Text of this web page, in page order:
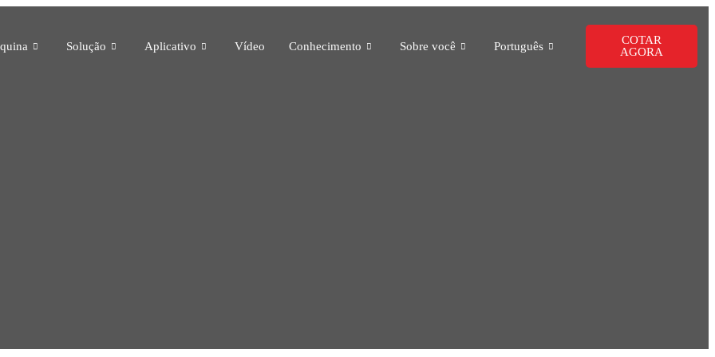
Solução Aplicativo Vídeo Conhecimento Sobre você Português
COTAR
AGORA